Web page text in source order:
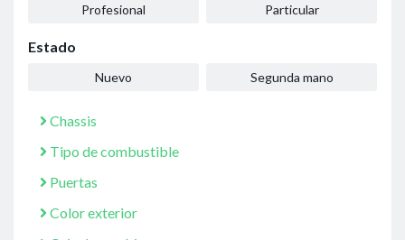
Profesional Particular
Estado
Nuevo Segunda mano
Chassis
Tipo de combustible
Puertas
Color exterior